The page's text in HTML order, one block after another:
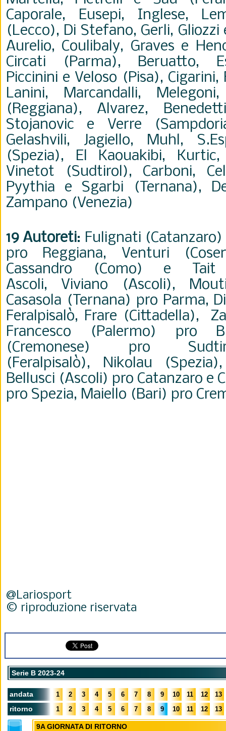
Caporale, Eusepi, Inglese,
(Lecco), Di Stefano, Gerli,
Aurelio, Coulibaly, Graves e
Circati (Parma), Beruatto,
Piccinini e Veloso (Pisa), Cigarini,
Lanini, Marcandalli,
(Reggiana), Alvarez,
Stojanovic e Verre
Gelashvili, Jagiello, Muhl,
(Spezia), El Kaouakibi,
Vinetot (Sudtirol), Carboni,
Pyythia e Sgarbi (Ternana),
Zampano (Venezia)
19 Autoreti: Fulignati
pro Reggiana, Venturi
Cassandro (Como) e
Ascoli, Viviano (Ascoli),
Casasola (Ternana) pro Parma,
Feralpisalò, Frare (Cittadella),
Francesco (Palermo) pro
(Cremonese) pro
(Feralpisalò), Nikolau
Bellusci (Ascoli) pro Catanzaro e
pro Spezia, Maiello (Bari) pro
@Lariosport
© riproduzione riservata
Serie B 2023-24
andata 1 2 3 4 5 6 7 8 9 10 11 12 13
ritorno 1 2 3 4 5 6 7 8 9 10 11 12 13
9A GIORNATA DI RITORNO